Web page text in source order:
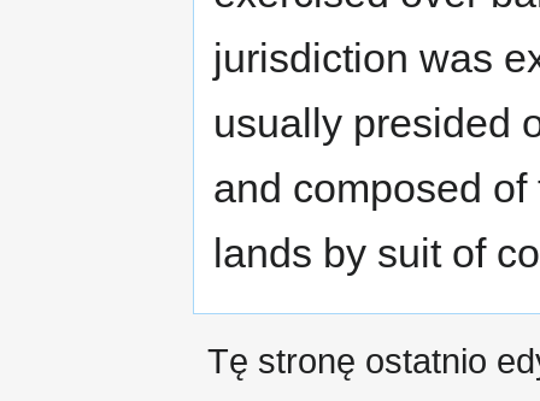
jurisdiction was
usually presided
and composed
lands by suit of
Tę stronę ostatnio